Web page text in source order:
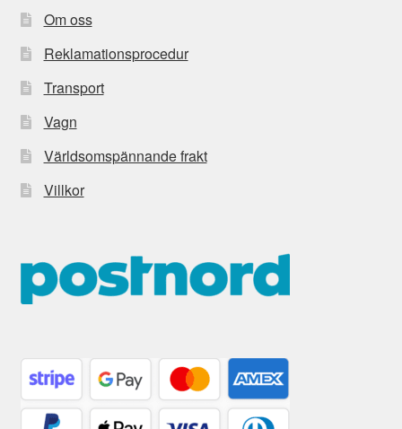
Om oss
Reklamationsprocedur
Transport
Vagn
Världsomspännande frakt
Villkor